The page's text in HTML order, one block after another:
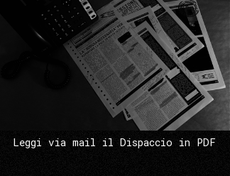
Leggi via mail il Dispaccio in PDF